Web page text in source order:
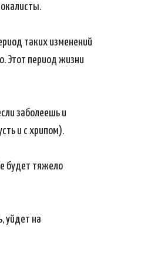
таких изменений
Этот период жизни
заболеешь и
и с хрипом).
будет тяжело
уйдет на